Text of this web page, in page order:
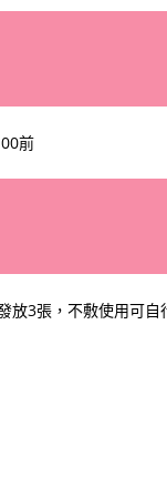
前
放3張，不敷使用可